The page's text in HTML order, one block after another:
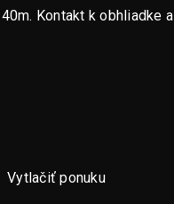
Kontakt k obhliadke a
Vytlačiť ponuku